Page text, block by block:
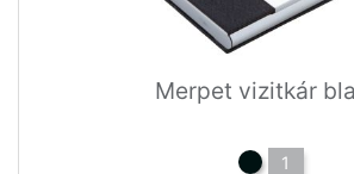
Merpet vizitkár
1